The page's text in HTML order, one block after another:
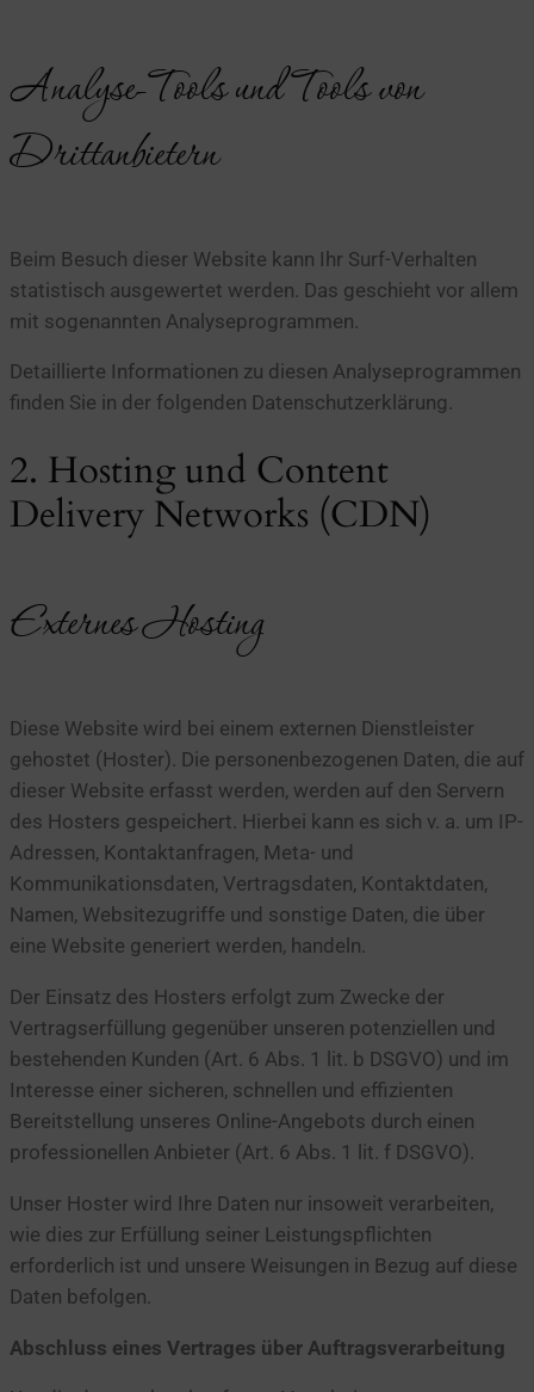
Analyse-Tools und Tools von
Dritt­anbietern
Beim Besuch dieser Website kann Ihr Surf-Verhalten
statistisch ausgewertet werden. Das geschieht vor allem
mit sogenannten Analyseprogrammen.
Detaillierte Informationen zu diesen Analyseprogrammen
finden Sie in der folgenden Datenschutzerklärung.
2. Hosting und Content
Delivery Networks (CDN)
Externes Hosting
Diese Website wird bei einem externen Dienstleister
gehostet (Hoster). Die personenbezogenen Daten, die auf
dieser Website erfasst werden, werden auf den Servern
des Hosters gespeichert. Hierbei kann es sich v. a. um IP-
Adressen, Kontaktanfragen, Meta- und
Kommunikationsdaten, Vertragsdaten, Kontaktdaten,
Namen, Websitezugriffe und sonstige Daten, die über
eine Website generiert werden, handeln.
Der Einsatz des Hosters erfolgt zum Zwecke der
Vertragserfüllung gegenüber unseren potenziellen und
bestehenden Kunden (Art. 6 Abs. 1 lit. b DSGVO) und im
Interesse einer sicheren, schnellen und effizienten
Bereitstellung unseres Online-Angebots durch einen
professionellen Anbieter (Art. 6 Abs. 1 lit. f DSGVO).
Unser Hoster wird Ihre Daten nur insoweit verarbeiten,
wie dies zur Erfüllung seiner Leistungspflichten
erforderlich ist und unsere Weisungen in Bezug auf diese
Daten befolgen.
Abschluss eines Vertrages über Auftragsverarbeitung